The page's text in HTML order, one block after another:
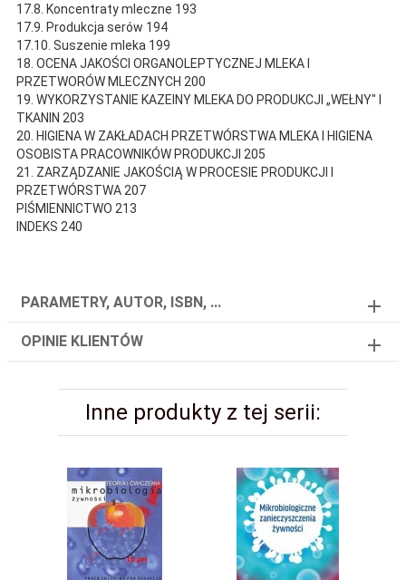
17.8. Koncentraty mleczne 193
17.9. Produkcja serów 194
17.10. Suszenie mleka 199
18. OCENA JAKOŚCI ORGANOLEPTYCZNEJ MLEKA I
PRZETWORÓW MLECZNYCH 200
19. WYKORZYSTANIE KAZEINY MLEKA DO PRODUKCJI „WEŁNY" I
TKANIN 203
20. HIGIENA W ZAKŁADACH PRZETWÓRSTWA MLEKA I HIGIENA
OSOBISTA PRACOWNIKÓW PRODUKCJI 205
21. ZARZĄDZANIE JAKOŚCIĄ W PROCESIE PRODUKCJI I
PRZETWÓRSTWA 207
PIŚMIENNICTWO 213
INDEKS 240
PARAMETRY, AUTOR, ISBN, ...
OPINIE KLIENTÓW
Inne produkty z tej serii: